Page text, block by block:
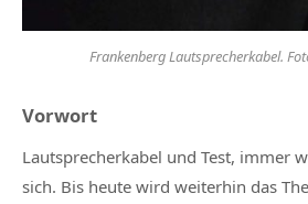
Frankenberg Lautsprecherkabel.
Vorwort
Lautsprecherkabel und Test, immer
sich. Bis heute wird weiterhin das